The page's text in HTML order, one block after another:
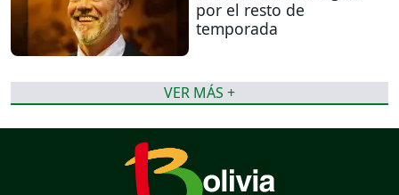
por el resto de
temporada
VER MÁS +